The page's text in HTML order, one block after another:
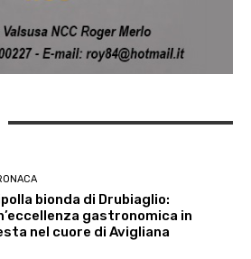
bionda di Drubiaglio:
gastronomica in
nel cuore di Avigliana